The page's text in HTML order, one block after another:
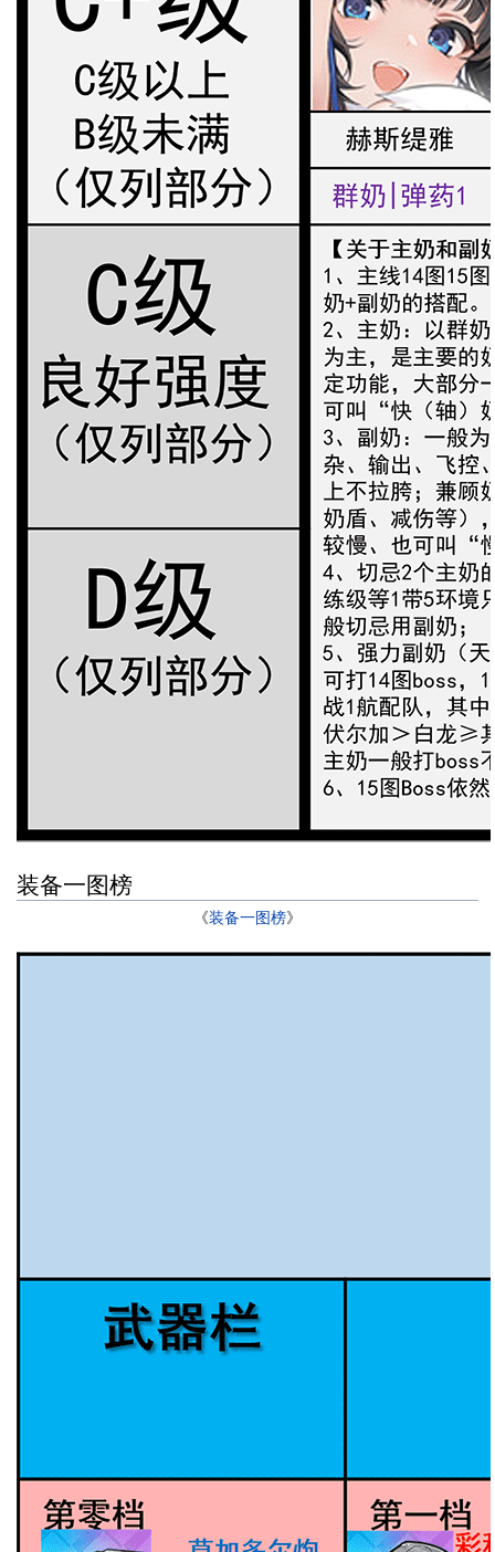
装备一图榜
《装备一图榜》